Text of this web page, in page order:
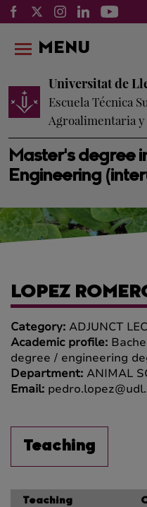
Master's degree
Engineering
Universitat de
Escuela Técnica
Agroalimentaria
MENU
LOPEZ
Category: ADJUNCT
Academic profile:
degree / engineering
Department: ANIMAL
Email:
Teaching
Teaching